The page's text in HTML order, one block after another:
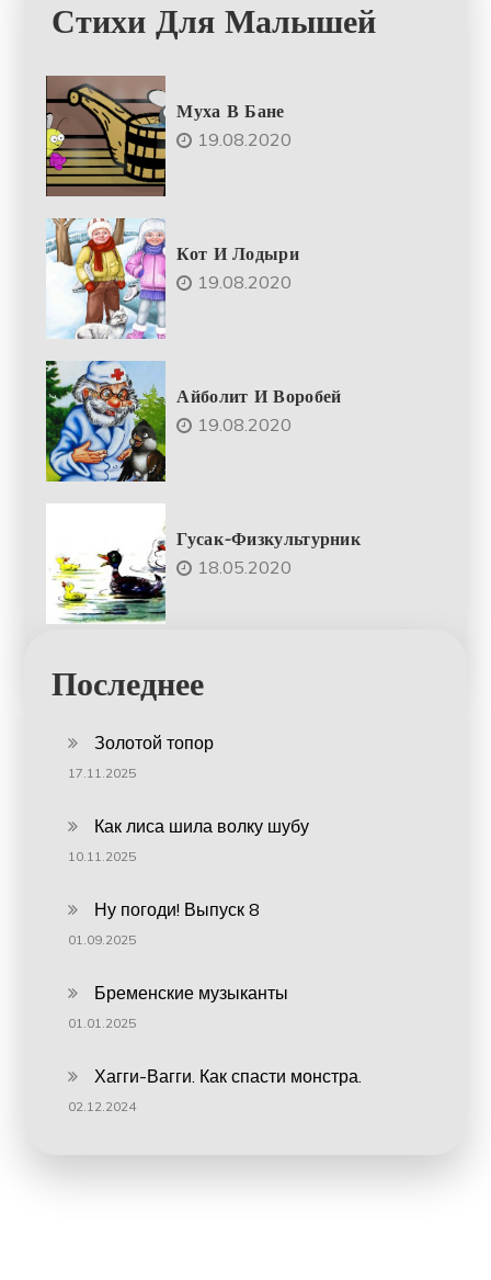
Стихи Для Малышей
Муха В Бане
19.08.2020
Кот И Лодыри
19.08.2020
Айболит И Воробей
19.08.2020
Гусак-Физкультурник
18.05.2020
Последнее
Золотой топор
17.11.2025
Как лиса шила волку шубу
10.11.2025
Ну погоди! Выпуск 8
01.09.2025
Бременские музыканты
01.01.2025
Хагги-Вагги. Как спасти монстра.
02.12.2024